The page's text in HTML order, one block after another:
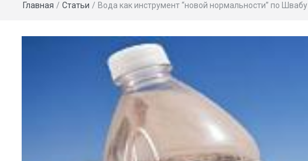
Главная / Статьи / Вода как инструмент “новой нормальности” по Швабу